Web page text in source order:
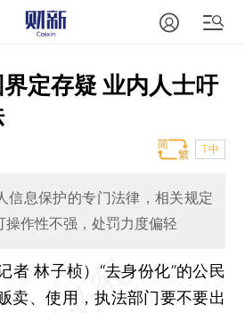
定存疑 业内人士吁
T中
信息保护的专门法律，相关规定
作性不强，处罚力度偏轻
者 林子桢） “去身份化”的公民
卖、使用，执法部门要不要出